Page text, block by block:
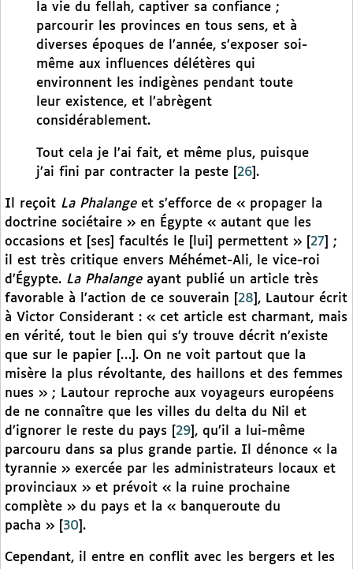
la vie du fellah, captiver sa confiance ;
parcourir les provinces en tous sens, et à
diverses époques de l’année, s’exposer soi-
même aux influences délétères qui
environnent les indigènes pendant toute
leur existence, et l’abrègent
considérablement.
Tout cela je l’ai fait, et même plus, puisque
j’ai fini par contracter la peste
26 .
Il reçoit La Phalange et s’efforce de « propager la
doctrine sociétaire » en Égypte « autant que les
occasions et [ses] facultés le [lui] permettent »
27
;
il est très critique envers Méhémet-Ali, le vice-roi
d’Égypte. La Phalange ayant publié un article très
favorable à l’action de ce souverain
28 , Lautour écrit
à Victor Considerant : « cet article est charmant, mais
en vérité, tout le bien qui s’y trouve décrit n’existe
que sur le papier […]. On ne voit partout que la
misère la plus révoltante, des haillons et des femmes
nues » ; Lautour reproche aux voyageurs européens
de ne connaître que les villes du delta du Nil et
d’ignorer le reste du pays
29 , qu’il a lui-même
parcouru dans sa plus grande partie. Il dénonce « la
tyrannie » exercée par les administrateurs locaux et
provinciaux » et prévoit « la ruine prochaine
complète » du pays et la « banqueroute du
pacha »
30 .
Cependant, il entre en conflit avec les bergers et les